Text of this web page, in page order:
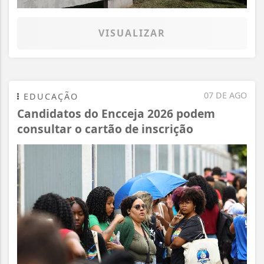
VISUALIZAR
07 DE AGO
EDUCAÇÃO
Candidatos do Encceja 2026 podem
consultar o cartão de inscrição